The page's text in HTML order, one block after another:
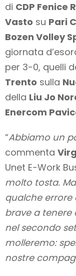
di CDP Fenice
Vasto su Pari
Bozen Volley
giornata
per 3-0, quelli
Trento sulla
della Liu Jo
Enercom
“Abbiamo un
commenta
Unet E-Work
molto tosta.
qualche
brave a
nel secondo
molleremo:
nostre